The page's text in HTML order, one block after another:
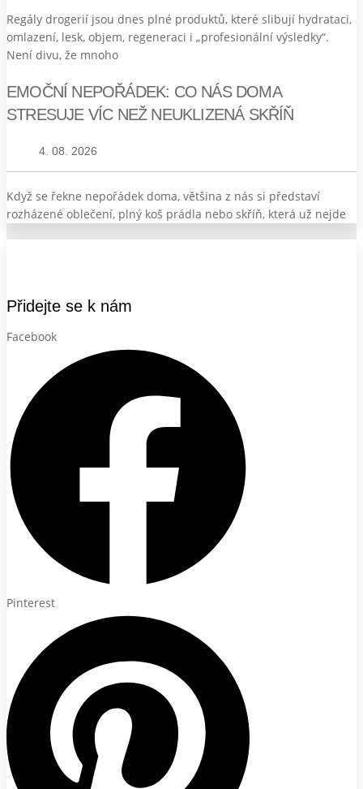
Regály drogerií jsou dnes plné produktů, které slibují hydrataci,
omlazení, lesk, objem, regeneraci i „profesionální výsledky“.
Není divu, že mnoho
EMOČNÍ NEPOŘÁDEK: CO NÁS DOMA
STRESUJE VÍC NEŽ NEUKLIZENÁ SKŘÍŇ
4. 08. 2026
Když se řekne nepořádek doma, většina z nás si představí
rozházené oblečení, plný koš prádla nebo skříň, která už nejde
Přidejte se k nám
Facebook
Pinterest